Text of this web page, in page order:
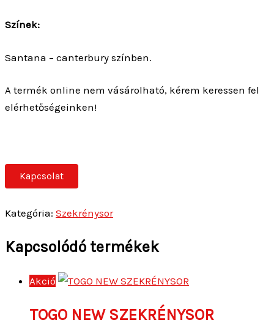
Színek:
Santana – canterbury színben.
A termék online nem vásárolható, kérem keressen fel
elérhetőségeinken!
Kapcsolat
Kategória: Szekrénysor
Kapcsolódó termékek
Akció
TOGO NEW SZEKRÉNYSOR